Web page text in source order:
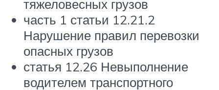
тяжеловесных грузов
часть 1 статьи 12.21.2
Нарушение правил перевозки
опасных грузов
статья 12.26 Невыполнение
водителем транспортного